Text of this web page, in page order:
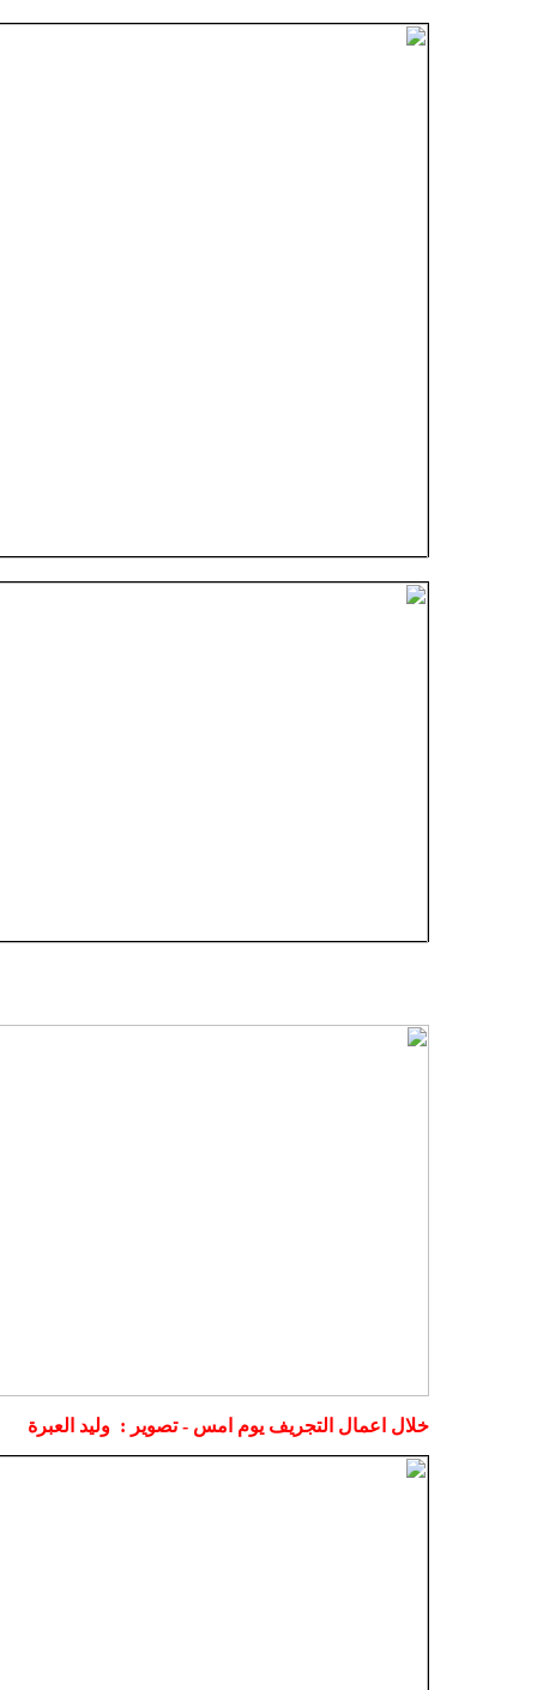
خلال اعمال التجريف يوم امس - تصوير : وليد العبرة